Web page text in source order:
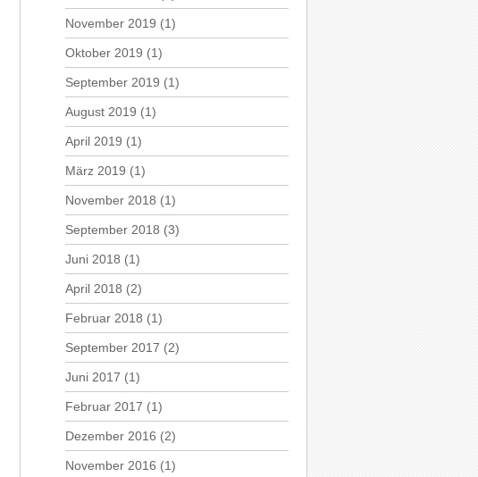
November 2019 (1)
Oktober 2019 (1)
September 2019 (1)
August 2019 (1)
April 2019 (1)
März 2019 (1)
November 2018 (1)
September 2018 (3)
Juni 2018 (1)
April 2018 (2)
Februar 2018 (1)
September 2017 (2)
Juni 2017 (1)
Februar 2017 (1)
Dezember 2016 (2)
November 2016 (1)